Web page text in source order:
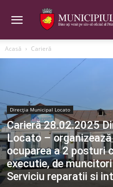
Acasă Carieră
Direcția Municipal Locato
Carieră 28.02.2025
Locato –
ocuparea a 2 posturi
executie, de
Serviciu reparatii si